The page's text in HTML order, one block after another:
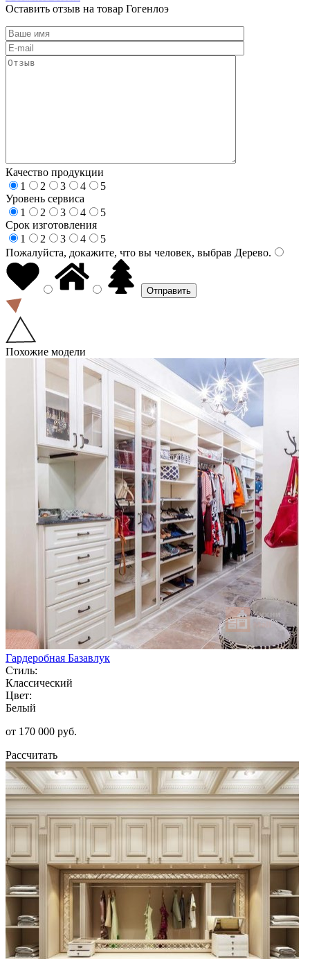
Оставить отзыв на товар Гогенлоэ
Качество продукции
1
2 3 4
5
Уровень сервиса
1
2 3 4
5
Срок изготовления
1
2 3 4
5
Пожалуйста, докажите, что вы человек, выбрав Дерево.
Похожие модели
Гардеробная Базавлук
Стиль:
Классический
Цвет:
Белый
от 170 000 руб.
Рассчитать